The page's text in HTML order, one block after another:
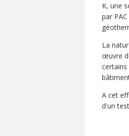
K, une
par
La
œuvre
A cet
d'un